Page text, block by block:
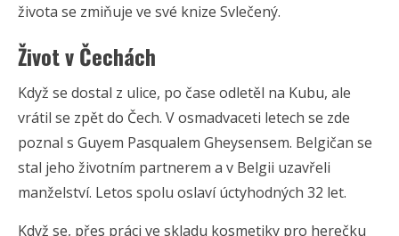
života se zmiňuje ve své knize Svlečený.
Život v Čechách
Když se dostal z ulice, po čase odletěl na Kubu, ale
vrátil se zpět do Čech. V osmadvaceti letech se zde
poznal s Guyem Pasqualem Gheysensem. Belgičan se
stal jeho životním partnerem a v Belgii uzavřeli
manželství. Letos spolu oslaví úctyhodných 32 let.
Když se, přes práci ve skladu kosmetiky pro herečku